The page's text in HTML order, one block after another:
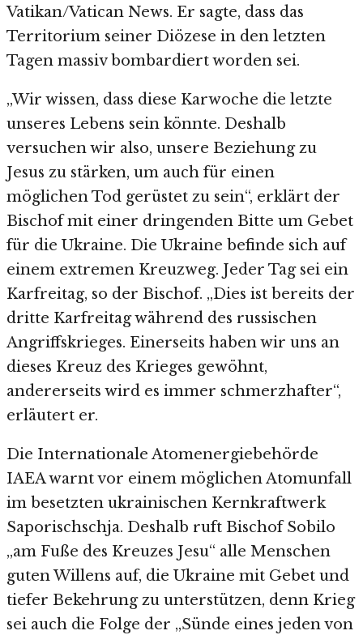
Vatikan/Vatican News. Er sagte, dass das
Territorium seiner Diözese in den letzten
Tagen massiv bombardiert worden sei.
„Wir wissen, dass diese Karwoche die letzte
unseres Lebens sein könnte. Deshalb
versuchen wir also, unsere Beziehung zu
Jesus zu stärken, um auch für einen
möglichen Tod gerüstet zu sein“, erklärt der
Bischof mit einer dringenden Bitte um Gebet
für die Ukraine. Die Ukraine befinde sich auf
einem extremen Kreuzweg. Jeder Tag sei ein
Karfreitag, so der Bischof. „Dies ist bereits der
dritte Karfreitag während des russischen
Angriffskrieges. Einerseits haben wir uns an
dieses Kreuz des Krieges gewöhnt,
andererseits wird es immer schmerzhafter“,
erläutert er.
Die Internationale Atomenergiebehörde
IAEA warnt vor einem möglichen Atomunfall
im besetzten ukrainischen Kernkraftwerk
Saporischschja. Deshalb ruft Bischof Sobilo
„am Fuße des Kreuzes Jesu“ alle Menschen
guten Willens auf, die Ukraine mit Gebet und
tiefer Bekehrung zu unterstützen, denn Krieg
sei auch die Folge der „Sünde eines jeden von